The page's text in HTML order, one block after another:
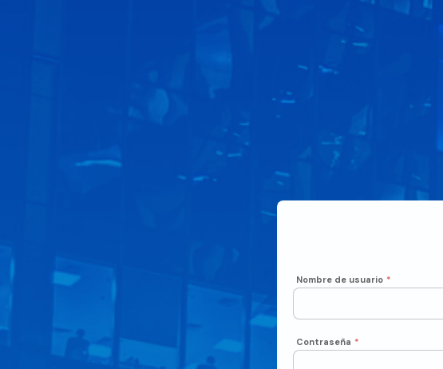
Nombre de usuario *
Contraseña *